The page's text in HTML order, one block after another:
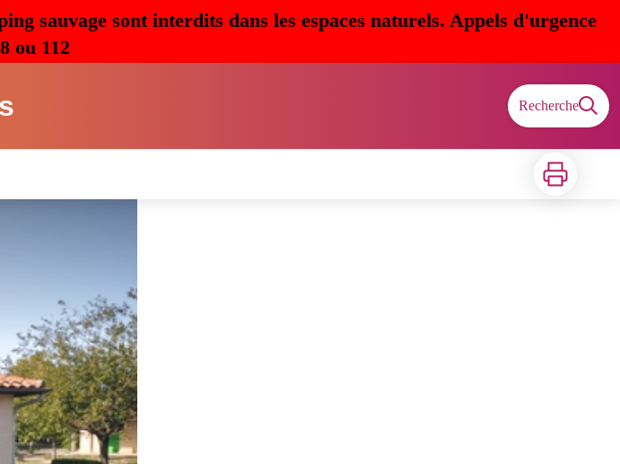
sauvage sont interdits dans les espaces naturels. Appels d'urgence
ou 112
Recherche
Imprimer